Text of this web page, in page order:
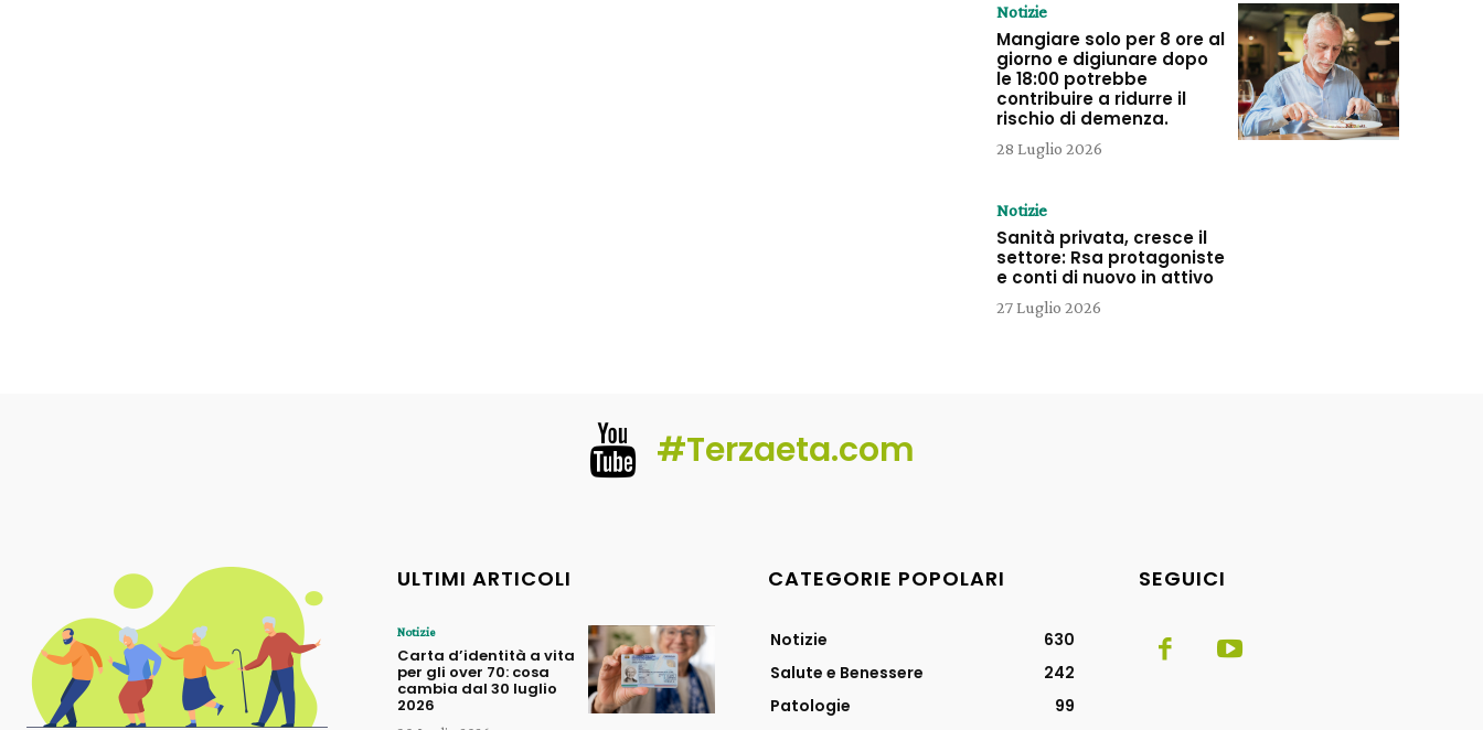
Notizie
Mangiare solo per 8 ore al
giorno e digiunare dopo
le 18:00 potrebbe
contribuire a ridurre il
rischio di demenza.
28 Luglio 2026
Notizie
Sanità privata, cresce il
settore: Rsa protagoniste
e conti di nuovo in attivo
27 Luglio 2026
#Terzaeta.com
ULTIMI ARTICOLI
Notizie
Carta d’identità a vita
per gli over 70: cosa
cambia dal 30 luglio
2026
CATEGORIE POPOLARI
Notizie
630
Salute e Benessere
242
Patologie
99
SEGUICI